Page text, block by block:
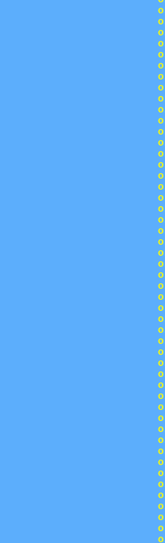
o
o
o
o
o
o
o
o
o
o
o
o
o
o
o
o
o
o
o
o
o
o
o
o
o
o
o
o
o
o
o
o
o
o
o
o
o
o
o
o
o
o
o
o
o
o
o
o
o